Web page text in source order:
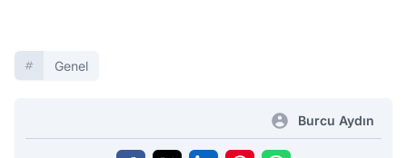
Genel
Burcu Aydın